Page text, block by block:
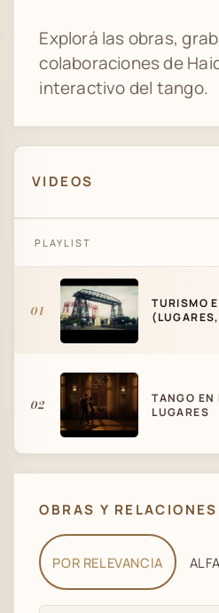
Explorá las obras,
colaboraciones de
interactivo del tango.
VIDEOS
(LUGARES, BOCA,
PLAYLIST
01
TURISMO
02
TANGO EN
LUGARES
04
NOCHE
BARRIO
OBRAS Y RELACIONES
POR RELEVANCIA